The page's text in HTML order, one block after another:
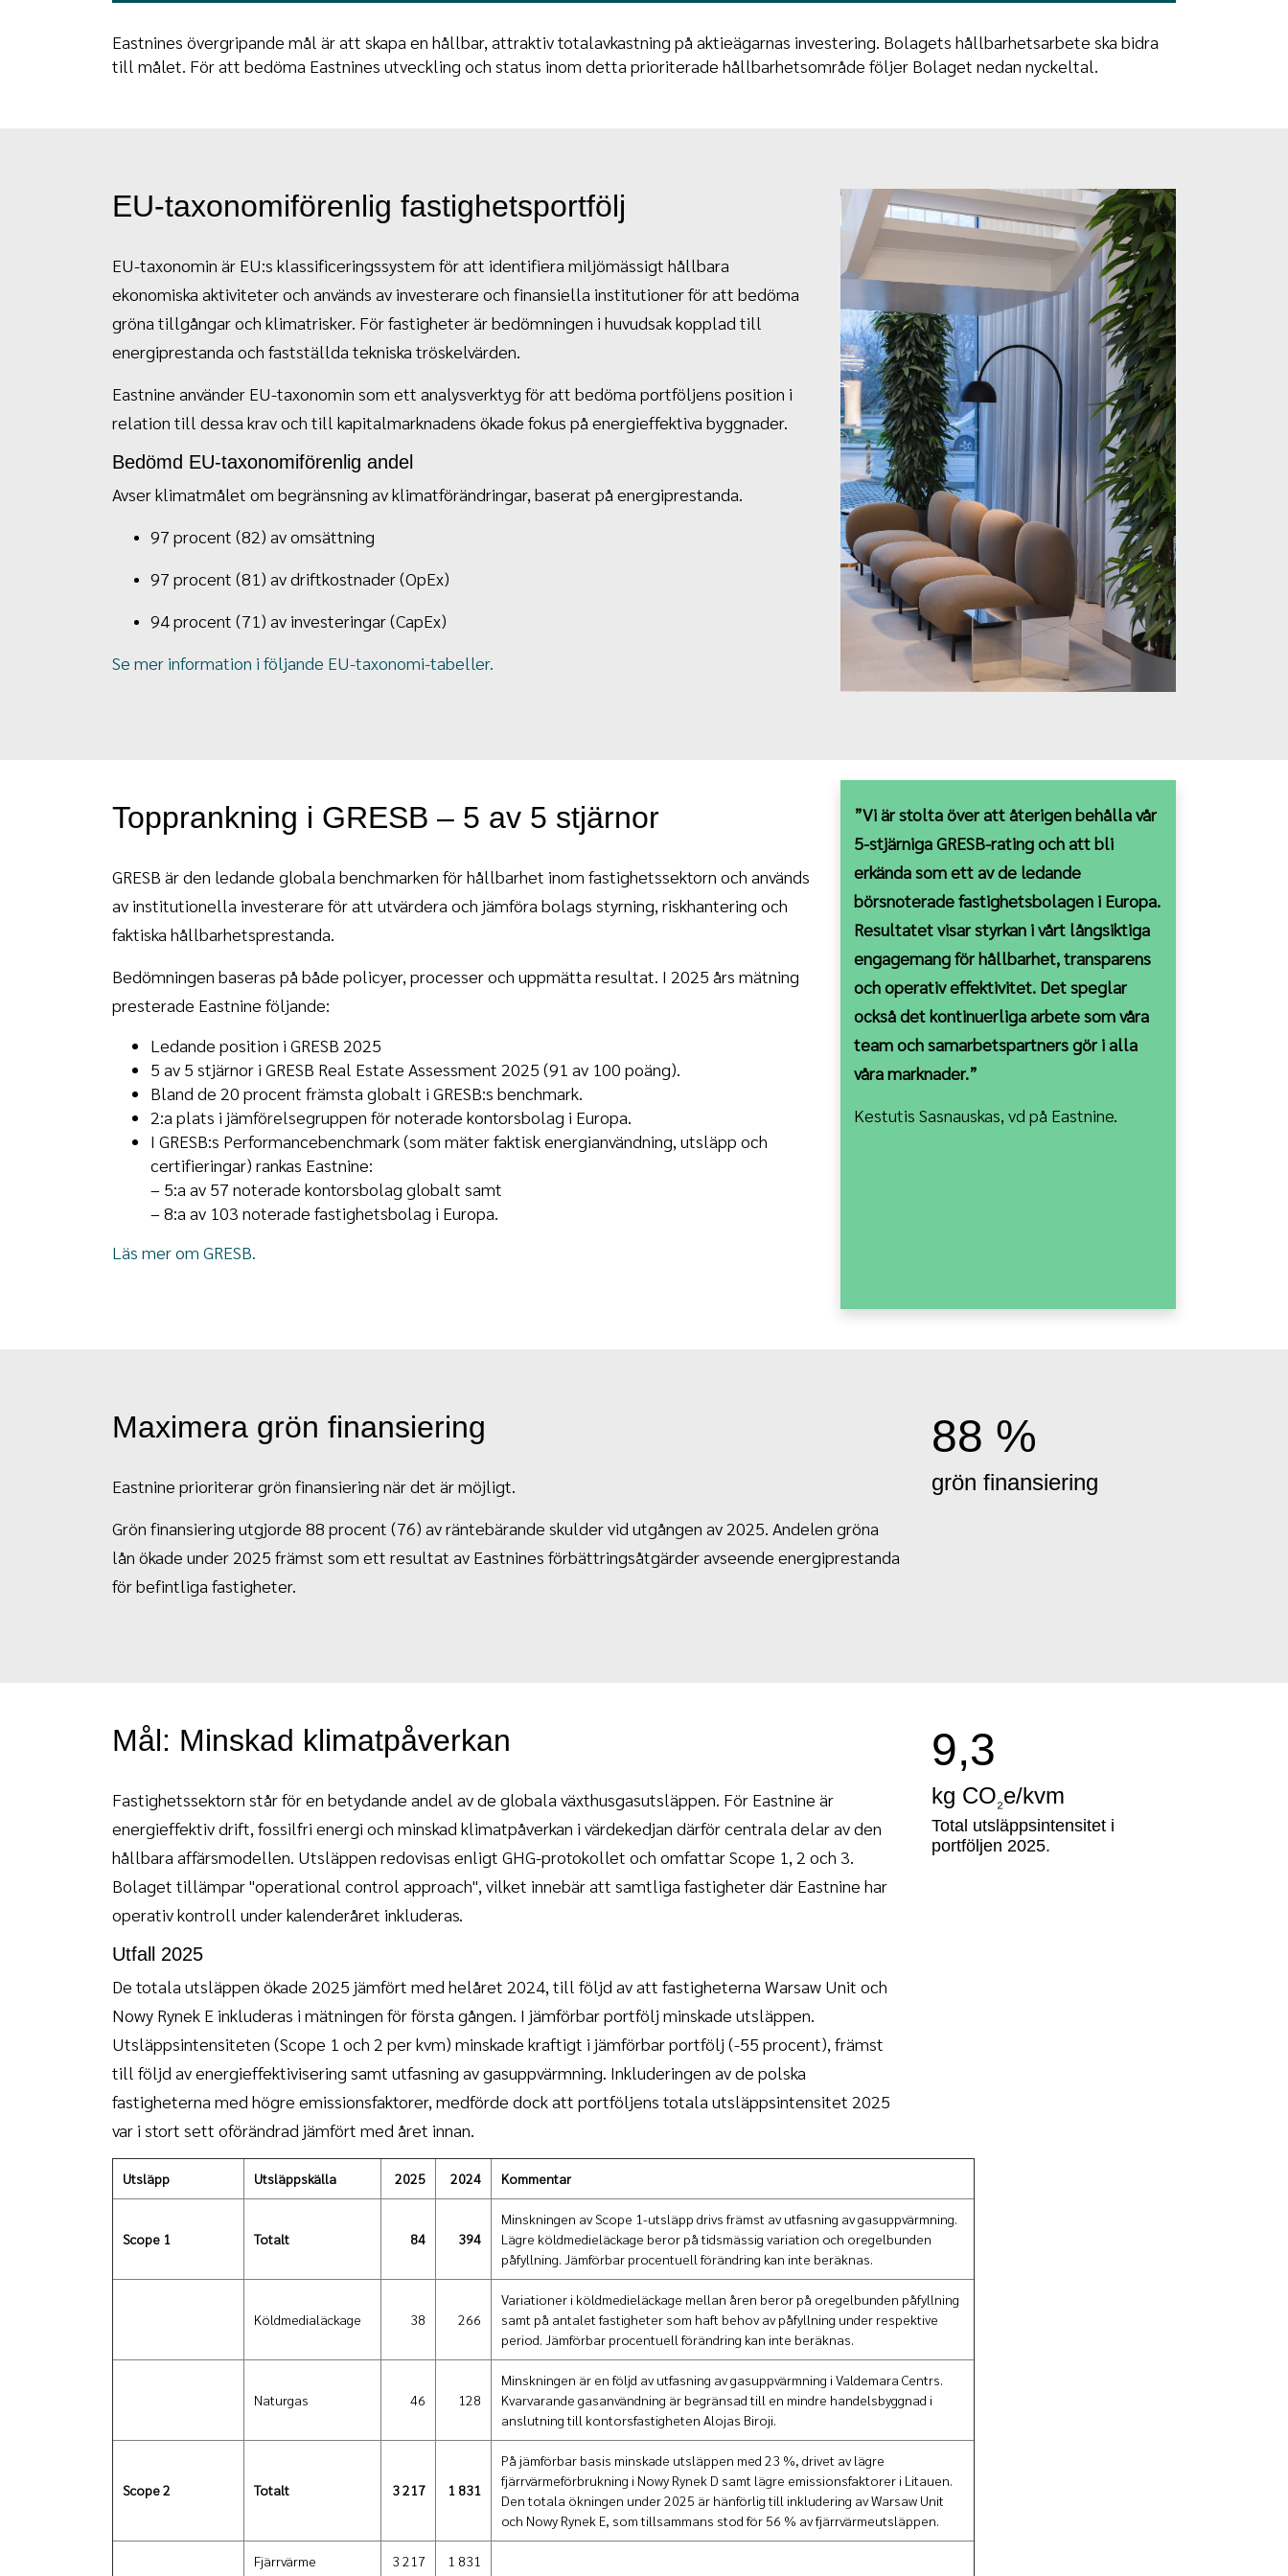
Eastnines övergripande mål är att skapa en hållbar, attraktiv totalavkastning på aktieägarnas investering. Bolagets hållbarhetsarbete ska bidra
till målet. För att bedöma Eastnines utveckling och status inom detta prioriterade hållbarhetsområde följer Bolaget nedan nyckeltal.
EU-taxonomiförenlig fastighetsportfölj
EU-taxonomin är EU:s klassificeringssystem för att identifiera miljömässigt hållbara
ekonomiska aktiviteter och används av investerare och finansiella institutioner för att bedöma
gröna tillgångar och klimatrisker. För fastigheter är bedömningen i huvudsak kopplad till
energiprestanda och fastställda tekniska tröskelvärden.
Eastnine använder EU-taxonomin som ett analysverktyg för att bedöma portföljens position i
relation till dessa krav och till kapitalmarknadens ökade fokus på energieffektiva byggnader.
Bedömd EU-taxonomiförenlig andel
Avser klimatmålet om begränsning av klimatförändringar, baserat på energiprestanda.
97 procent (82) av omsättning
97 procent (81) av driftkostnader (OpEx)
94 procent (71) av investeringar (CapEx)
Se mer information i följande EU-taxonomi-tabeller.
Image
Topprankning i GRESB – 5 av 5 stjärnor
GRESB är den ledande globala benchmarken för hållbarhet inom fastighetssektorn och används
av institutionella investerare för att utvärdera och jämföra bolags styrning, riskhantering och
faktiska hållbarhetsprestanda.
Bedömningen baseras på både policyer, processer och uppmätta resultat. I 2025 års mätning
presterade Eastnine följande:
Ledande position i GRESB 2025
5 av 5 stjärnor i GRESB Real Estate Assessment 2025 (91 av 100 poäng).
Bland de 20 procent främsta globalt i GRESB:s benchmark.
2:a plats i jämförelsegruppen för noterade kontorsbolag i Europa.
I GRESB:s Performancebenchmark (som mäter faktisk energianvändning, utsläpp och
certifieringar) rankas Eastnine:
– 5:a av 57 noterade kontorsbolag globalt samt
– 8:a av 103 noterade fastighetsbolag i Europa.
Läs mer om GRESB.
”Vi är stolta över att återigen behålla vår
5-stjärniga GRESB-rating och att bli
erkända som ett av de ledande
börsnoterade fastighetsbolagen i Europa.
Resultatet visar styrkan i vårt långsiktiga
engagemang för hållbarhet, transparens
och operativ effektivitet. Det speglar
också det kontinuerliga arbete som våra
team och samarbetspartners gör i alla
våra marknader.”
Kestutis Sasnauskas, vd på Eastnine.
Maximera grön finansiering
Eastnine prioriterar grön finansiering när det är möjligt.
Grön finansiering utgjorde 88 procent (76) av räntebärande skulder vid utgången av 2025. Andelen gröna
lån ökade under 2025 främst som ett resultat av Eastnines förbättringsåtgärder avseende energiprestanda
för befintliga fastigheter.
88 %
grön finansiering
Mål: Minskad klimatpåverkan
Fastighetssektorn står för en betydande andel av de globala växthusgasutsläppen. För Eastnine är
energieffektiv drift, fossilfri energi och minskad klimatpåverkan i värdekedjan därför centrala delar av den
hållbara affärsmodellen. Utsläppen redovisas enligt GHG-protokollet och omfattar Scope 1, 2 och 3.
Bolaget tillämpar "operational control approach", vilket innebär att samtliga fastigheter där Eastnine har
operativ kontroll under kalenderåret inkluderas.
Utfall 2025
De totala utsläppen ökade 2025 jämfört med helåret 2024, till följd av att fastigheterna Warsaw Unit och
Nowy Rynek E inkluderas i mätningen för första gången. I jämförbar portfölj minskade utsläppen.
Utsläppsintensiteten (Scope 1 och 2 per kvm) minskade kraftigt i jämförbar portfölj (-55 procent), främst
till följd av energieffektivisering samt utfasning av gasuppvärmning. Inkluderingen av de polska
fastigheterna med högre emissionsfaktorer, medförde dock att portföljens totala utsläppsintensitet 2025
var i stort sett oförändrad jämfört med året innan.
Utsläpp Utsläppskälla 2025 2024 Kommentar
Scope 1 Totalt 84 394
Minskningen av Scope 1-utsläpp drivs främst av utfasning av gasuppvärmning.
Lägre köldmedieläckage beror på tidsmässig variation och oregelbunden
påfyllning. Jämförbar procentuell förändring kan inte beräknas.
Köldmedialäckage 38 266
Variationer i köldmedieläckage mellan åren beror på oregelbunden påfyllning
samt på antalet fastigheter som haft behov av påfyllning under respektive
period. Jämförbar procentuell förändring kan inte beräknas.
Naturgas 46 128
Minskningen är en följd av utfasning av gasuppvärmning i Valdemara Centrs.
Kvarvarande gasanvändning är begränsad till en mindre handelsbyggnad i
anslutning till kontorsfastigheten Alojas Biroji.
Scope 2 Totalt 3 217 1 831
På jämförbar basis minskade utsläppen med 23 %, drivet av lägre
fjärrvärmeförbrukning i Nowy Rynek D samt lägre emissionsfaktorer i Litauen.
Den totala ökningen under 2025 är hänförlig till inkludering av Warsaw Unit
och Nowy Rynek E, som tillsammans stod för 56 % av fjärrvärmeutsläppen.
Fjärrvärme 3 217 1 831
9,3
kg CO₂e/kvm
Total utsläppsintensitet i
portföljen 2025.